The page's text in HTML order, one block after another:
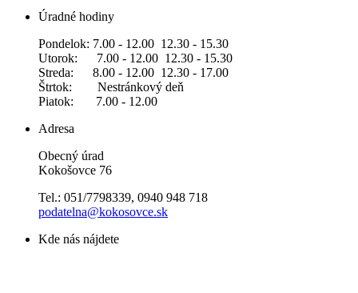
Úradné hodiny
Pondelok: 7.00 - 12.00 12.30 - 15.30
Utorok: 7.00 - 12.00 12.30 - 15.30
Streda: 8.00 - 12.00 12.30 - 17.00
Štrtok: Nestránkový deň
Piatok: 7.00 - 12.00
Adresa
Obecný úrad
Kokošovce 76
Tel.: 051/7798339, 0940 948 718
podatelna@kokosovce.sk
Kde nás nájdete